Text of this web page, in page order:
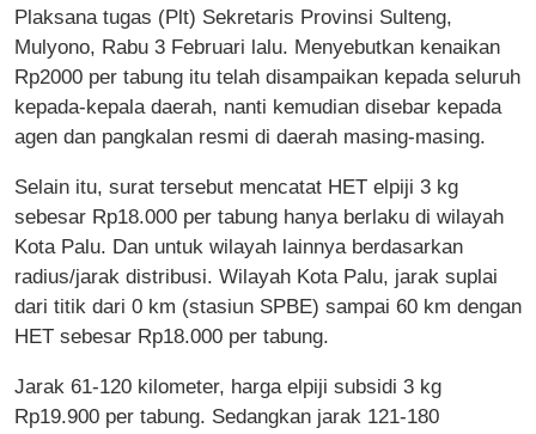
Plaksana tugas (Plt) Sekretaris Provinsi Sulteng,
Mulyono, Rabu 3 Februari lalu. Menyebutkan kenaikan
Rp2000 per tabung itu telah disampaikan kepada seluruh
kepada-kepala daerah, nanti kemudian disebar kepada
agen dan pangkalan resmi di daerah masing-masing.
Selain itu, surat tersebut mencatat HET elpiji 3 kg
sebesar Rp18.000 per tabung hanya berlaku di wilayah
Kota Palu. Dan untuk wilayah lainnya berdasarkan
radius/jarak distribusi. Wilayah Kota Palu, jarak suplai
dari titik dari 0 km (stasiun SPBE) sampai 60 km dengan
HET sebesar Rp18.000 per tabung.
Jarak 61-120 kilometer, harga elpiji subsidi 3 kg
Rp19.900 per tabung. Sedangkan jarak 121-180